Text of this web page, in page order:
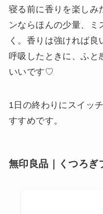
寝る前に香りを楽しみ
ンならほんの少量、ミ
く。香りは強ければ良
呼吸したときに、ふと
いいです♡
1日の終わりにスイッ
すすめです。
無印良品｜くつろぎ